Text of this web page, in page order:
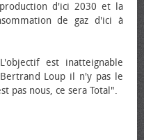
d'ici 2030 et la
de gaz d'ici à
est inatteignable
Loup il n'y pas le
pas nous, ce sera Total".